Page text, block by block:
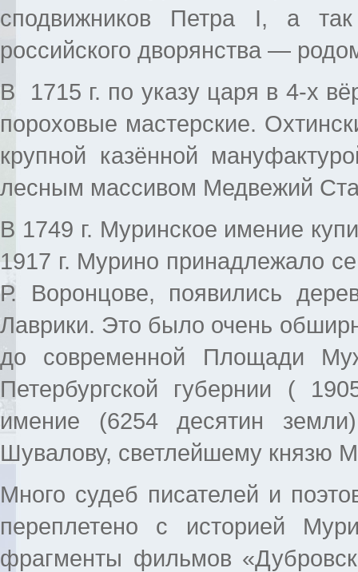
сподвижников Петра I, а
российского дворянства —
В 1715 г. по указу царя в 4-х
пороховые мастерские.
крупной казённой
лесным массивом Медвежий
В 1749 г. Муринское имение
1917 г. Мурино принадлежало
Р. Воронцове, появились
Лаврики. Это было очень
до современной Площади
Петербургской губернии (
имение (6254 десятин
Шувалову, светлейшему князю
Много судеб писателей и
переплетено с историей
фрагменты фильмов